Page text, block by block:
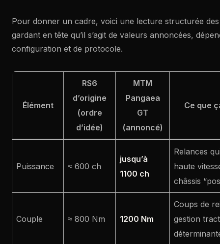
Pour donner un cadre, voici une lecture structurée
gardant en tête qu’il s’agit de valeurs annoncées,
configuration et de protocole.
Élément
RS6
d’origine
(ordre
d’idée)
MTM
Pangaea
GT
(annoncé)
Ce que
Puissance ≈ 600 ch
jusqu’à
1100 ch
Relances
haute
châssis
Couple ≈ 800 Nm 1200 Nm
Coups de
gestion